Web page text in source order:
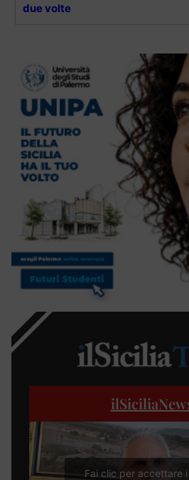
due volte
Fai clic per accettare i